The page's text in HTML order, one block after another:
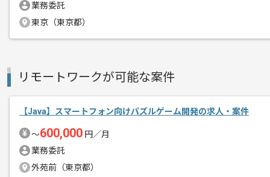
業務委託
東京（東京都）
リモートワークが可能な案件
【Java】スマートフォン向けパズルゲーム開発の求人・案件
〜600,000 円／月
業務委託
外苑前（東京都）